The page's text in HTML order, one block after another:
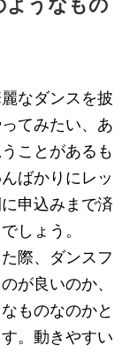
ようなもの
なダンスを披
てみたい、あ
ことがあるも
ばかりにレッ
申込みまで済
しょう。
際、ダンスフ
が良いのか、
ものなのかと
。動きやすい